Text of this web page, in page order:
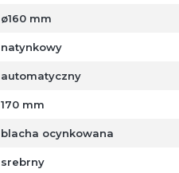
ø160 mm
natynkowy
automatyczny
170 mm
blacha ocynkowana
srebrny